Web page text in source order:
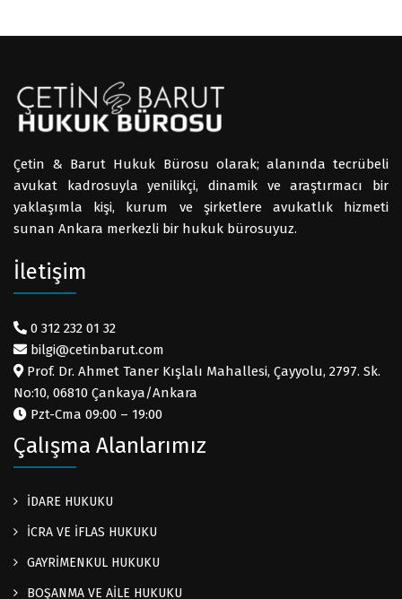
Çetin & Barut Hukuk Bürosu olarak; alanında tecrübeli
avukat kadrosuyla yenilikçi, dinamik ve araştırmacı bir
yaklaşımla kişi, kurum ve şirketlere avukatlık hizmeti
sunan Ankara merkezli bir hukuk bürosuyuz.
İletişim
0 312 232 01 32
bilgi@cetinbarut.com
Prof. Dr. Ahmet Taner Kışlalı Mahallesi, Çayyolu, 2797. Sk.
No:10, 06810 Çankaya/Ankara
Pzt-Cma 09:00 – 19:00
Çalışma Alanlarımız
İDARE HUKUKU
İCRA VE İFLAS HUKUKU
GAYRİMENKUL HUKUKU
BOŞANMA VE AİLE HUKUKU